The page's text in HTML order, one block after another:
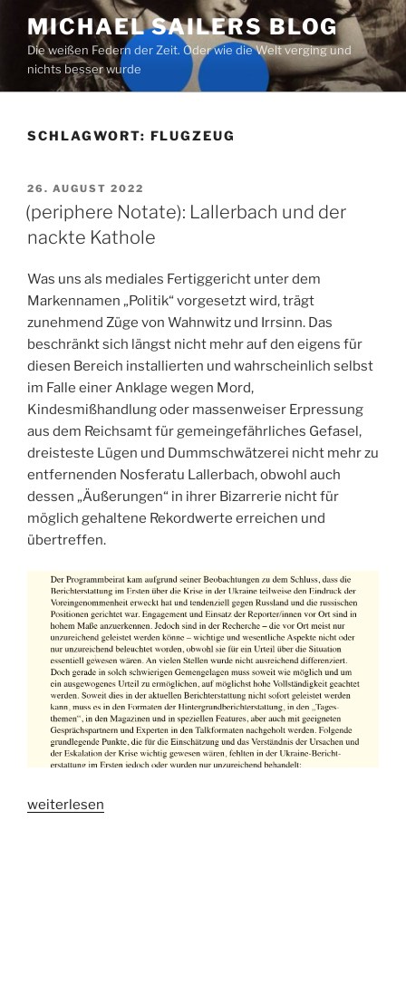
Inhalt
springen
MICHAEL SAILERS BLOG
Die weißen Federn der Zeit. Oder wie die Welt verging und
nichts besser wurde
SCHLAGWORT: FLUGZEUG
VERÖFFENTLICHT
AM
26. AUGUST 2022
(periphere Notate): Lallerbach und der
nackte Kathole
Was uns als mediales Fertiggericht unter dem
Markennamen „Politik“ vorgesetzt wird, trägt
zunehmend Züge von Wahnwitz und Irrsinn. Das
beschränkt sich längst nicht mehr auf den eigens für
diesen Bereich installierten und wahrscheinlich selbst
im Falle einer Anklage wegen Mord,
Kindesmißhandlung oder massenweiser Erpressung
aus dem Reichsamt für gemeingefährliches Gefasel,
dreisteste Lügen und Dummschwätzerei nicht mehr zu
entfernenden Nosferatu Lallerbach, obwohl auch
dessen „Äußerungen“ in ihrer Bizarrerie nicht für
möglich gehaltene Rekordwerte erreichen und
übertreffen.
„(periphere
weiterlesen